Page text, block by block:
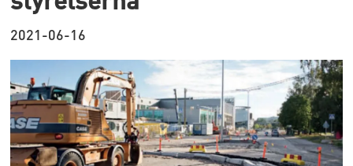
2021-06-16